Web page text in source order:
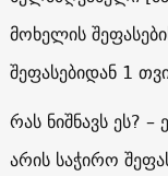
მოხელის
შეფასებიდან 1
რას ნიშნავს ეს?
არის საჭირო